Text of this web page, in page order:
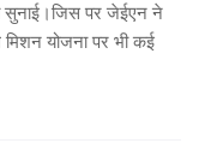
सुनाई।जिस पर जेईएन ने
मिशन योजना पर भी कई